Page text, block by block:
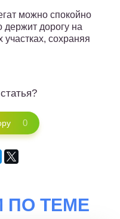
можно спокойно
держит дорогу на
сохраняя
0
ПО ТЕМЕ